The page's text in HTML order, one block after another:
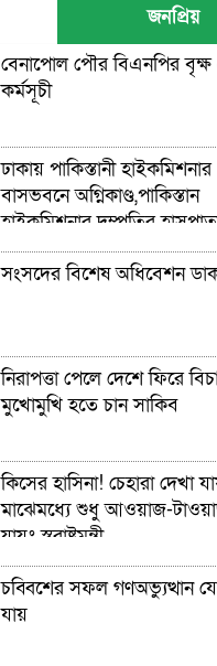
জনপ্রিয়
বেনাপোল পৌর বিএনপির
কর্মসূচী
ঢাকায় পাকিস্তানী হাইকমিশনার
বাসভবনে অগ্নিকাণ্ড,পাকিস্তান
হাইকমিশনার দম্পতির
সংসদের বিশেষ অধিবেশন
নিরাপত্তা পেলে দেশে ফিরে
মুখোমুখি হতে চান সাকিব
কিসের হাসিনা! চেহারা দেখা
মাঝেমধ্যে শুধু আওয়াজ-
যায়ঃ স্বরাষ্ট্রমন্ত্রী
চব্বিশের সফল গণঅভ্যুত্থান
যায়